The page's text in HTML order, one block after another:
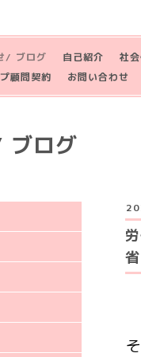
/ ブログ 自己紹介 社
顧問契約
お問い合わせ
ブログ
省